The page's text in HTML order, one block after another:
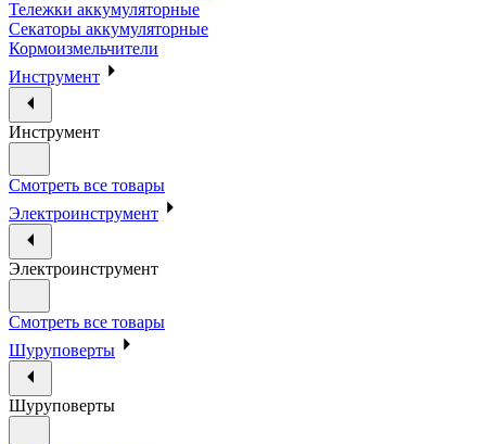
Тележки аккумуляторные
Секаторы аккумуляторные
Кормоизмельчители
Инструмент
Инструмент
Смотреть все товары
Электроинструмент
Электроинструмент
Смотреть все товары
Шуруповерты
Шуруповерты